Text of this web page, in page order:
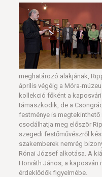
meghatározó alakjának,
április végéig a Móra-
kollekció főként a
támaszkodik, de a
festménye is
csodálhatja meg először
szegedi festőművészről
szakemberek nemrég
Rónai József alkotása. A
Horváth János, a kaposvári
érdeklődők figyelmébe.